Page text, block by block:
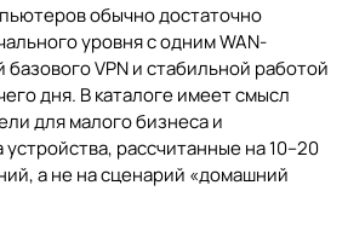
обычно достаточно
уровня с одним WAN-
VPN и стабильной работой
дня. В каталоге имеет смысл
для малого бизнеса и
рассчитанные на 10–20
а не на сценарий «домашний